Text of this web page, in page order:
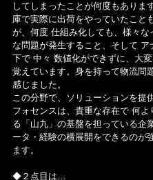
してしまったことが何度もありま
庫で実際に出荷をやっていたこと
が、何度 仕組み化しても、様々な
な問題が発生すること、そして ア
下で 中々 数値化ができずに、大
覚えています。身を持って物流問
感じました。
この分野で、ソリューションを提
フォセンスは、貴重な存在で 何よ
る「山九」の基盤を担っている企
ータ・経験の横展開をできるのが
ます。
◆２点目は…